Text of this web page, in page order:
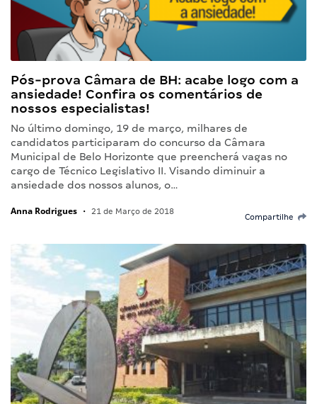
Pós-prova Câmara de BH: acabe logo com a
ansiedade! Confira os comentários de
nossos especialistas!
No último domingo, 19 de março, milhares de
candidatos participaram do concurso da Câmara
Municipal de Belo Horizonte que preencherá vagas no
cargo de Técnico Legislativo II. Visando diminuir a
ansiedade dos nossos alunos, o…
Anna Rodrigues • 21 de Março de 2018
Compartilhe